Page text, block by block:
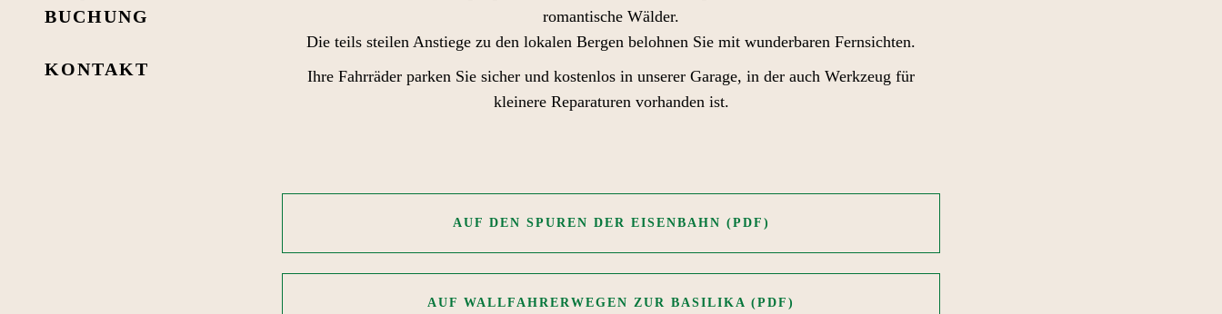
BUCHUNG
KONTAKT
romantische Wälder.
Die teils steilen Anstiege zu den lokalen Bergen belohnen Sie mit wunderbaren Fernsichten.
Ihre Fahrräder parken Sie sicher und kostenlos in unserer Garage, in der auch Werkzeug für
kleinere Reparaturen vorhanden ist.
AUF DEN SPUREN DER EISENBAHN (PDF)
AUF WALLFAHRERWEGEN ZUR BASILIKA (PDF)